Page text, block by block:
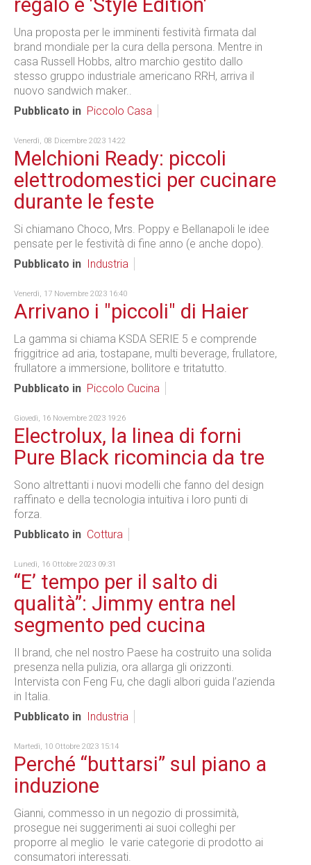
regalo è 'Style Edition'
Una proposta per le imminenti festività firmata dal
brand mondiale per la cura della persona. Mentre in
casa Russell Hobbs, altro marchio gestito dallo
stesso gruppo industriale americano RRH, arriva il
nuovo sandwich maker..
Pubblicato in Piccolo Casa
Venerdì, 08 Dicembre 2023 14:22
Melchioni Ready: piccoli
elettrodomestici per cucinare
durante le feste
Si chiamano Choco, Mrs. Poppy e Bellanapoli le idee
pensate per le festività di fine anno (e anche dopo).
Pubblicato in
Industria
Venerdì, 17 Novembre 2023 16:40
Arrivano i "piccoli" di Haier
La gamma si chiama KSDA SERIE 5 e comprende
friggitrice ad aria, tostapane, multi beverage, frullatore,
frullatore a immersione, bollitore e tritatutto.
Pubblicato in Piccolo Cucina
Giovedì, 16 Novembre 2023 19:26
Electrolux, la linea di forni
Pure Black ricomincia da tre
Sono altrettanti i nuovi modelli che fanno del design
raffinato e della tecnologia intuitiva i loro punti di
forza.
Pubblicato in Cottura
Lunedì, 16 Ottobre 2023 09:31
“E’ tempo per il salto di
qualità”: Jimmy entra nel
segmento ped cucina
Il brand, che nel nostro Paese ha costruito una solida
presenza nella pulizia, ora allarga gli orizzonti.
Intervista con Feng Fu, che dagli albori guida l’azienda
in Italia.
Pubblicato in
Industria
Martedì, 10 Ottobre 2023 15:14
Perché “buttarsi” sul piano a
induzione
Gianni, commesso in un negozio di prossimità,
prosegue nei suggerimenti ai suoi colleghi per
proporre al meglio le varie categorie di prodotto ai
consumatori interessati.